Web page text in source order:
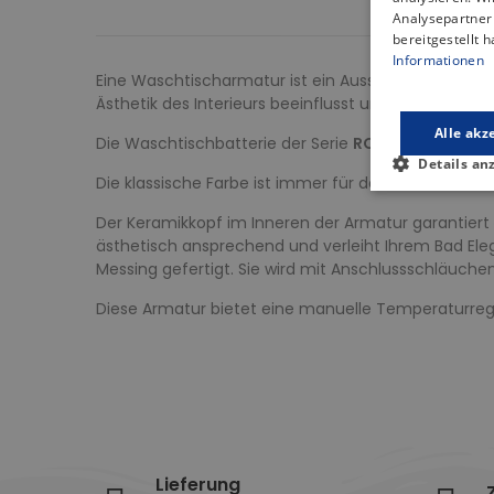
Eine Waschtischarmatur ist ein
Ästhetik des Interieurs beeinflusst und Komfort
Die Waschtischbatterie der Serie ROMA
ist eine
Die klassische Farbe ist immer für den Einsatz im
Der Keramikkopf im Inneren der Armatur
ästhetisch ansprechend und verleiht Ihrem Bad
Messing gefertigt. Sie wird mit
Diese Armatur bietet eine manuelle
Lieferung
bereitgestellt
Informationen
Alle
Details